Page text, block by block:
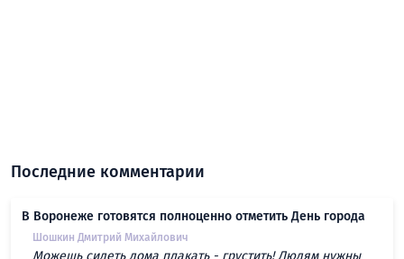
Последние комментарии
В Воронеже готовятся полноценно отметить День города
Шошкин Дмитрий Михайлович